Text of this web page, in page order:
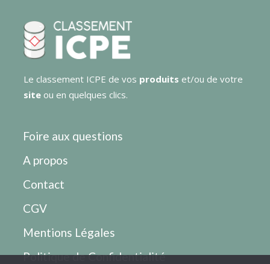
Le classement ICPE de vos produits et/ou de votre
site ou en quelques clics.
Foire aux questions
A propos
Contact
CGV
Mentions Légales
Politique de Confidentialité